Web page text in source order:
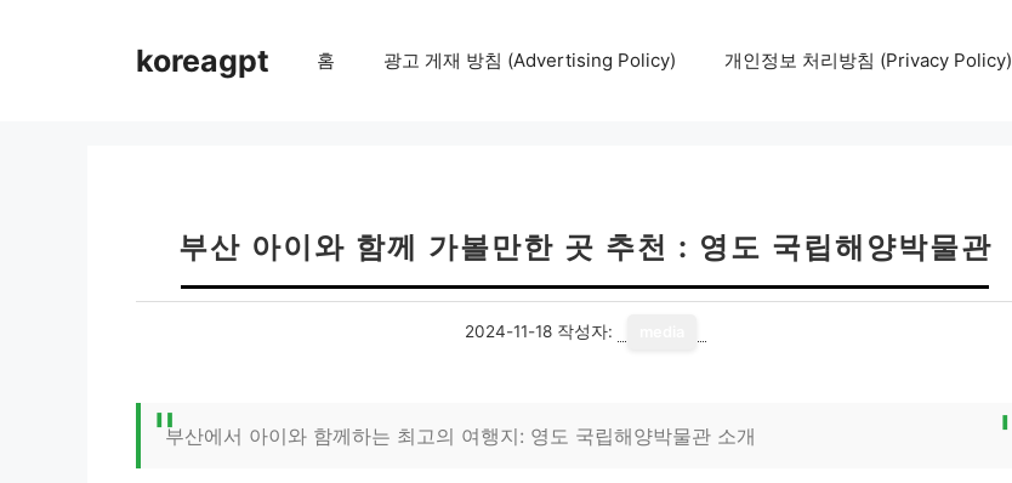
koreagpt 홈 광고 게재 방침 (Advertising Policy) 개인정보 처리방침 (Privacy Policy)
부산 아이와 함께 가볼만한 곳 추천 : 영도 국립해양박물관
2024-11-18 작성자:
부산에서 아이와 함께하는 최고의 여행지: 영도 국립해양박물관 소개